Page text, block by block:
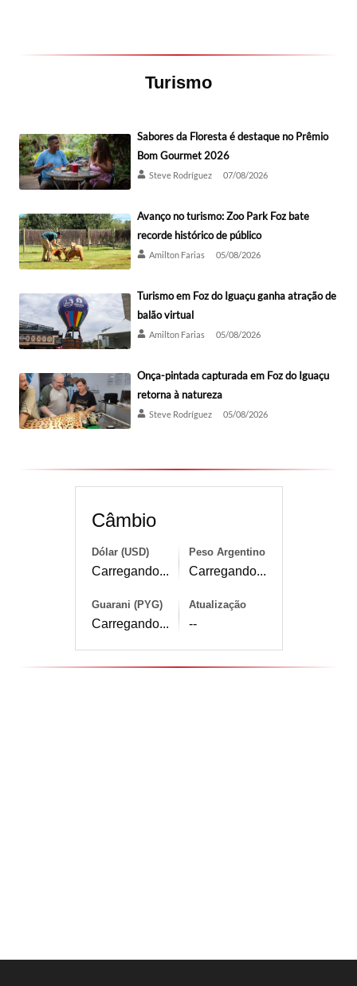
Turismo
Sabores da Floresta é destaque no Prêmio
Bom Gourmet 2026
Steve Rodríguez 07/08/2026
Avanço no turismo: Zoo Park Foz bate
recorde histórico de público
Amilton Farias 05/08/2026
Turismo em Foz do Iguaçu ganha atração de
balão virtual
Amilton Farias 05/08/2026
Onça-pintada capturada em Foz do Iguaçu
retorna à natureza
Steve Rodríguez 05/08/2026
Câmbio
Dólar (USD)
Carregando...
Peso Argentino
Carregando...
Guarani (PYG)
Carregando...
Atualização
--